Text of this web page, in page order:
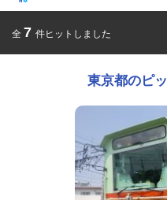
全 7 件ヒットしました
東京都のピ